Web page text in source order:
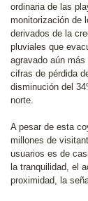
ordinaria de las
monitorización de
derivados de la
pluviales que
agravado aún
cifras de pérdida
disminución del
norte.
A pesar de esta
millones de
usuarios es de
la tranquilidad, el
proximidad, la